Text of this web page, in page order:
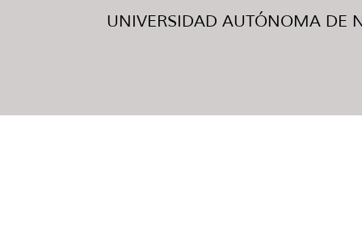
UNIVERSIDAD AUTÓNOMA DE